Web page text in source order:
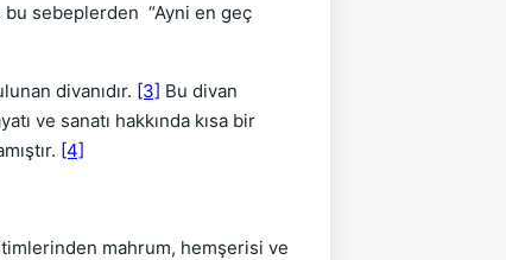
bu sebeplerden “Ayni en geç
divanıdır. [3] Bu divan
ve sanatı hakkında kısa bir
[4]
mahrum, hemşerisi ve